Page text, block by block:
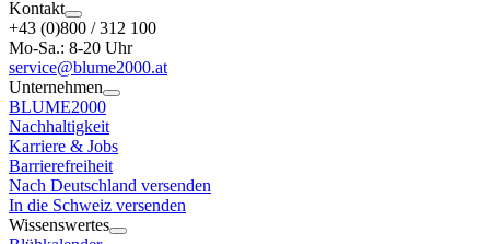
Kontakt
+43 (0)800 / 312 100
Mo-Sa.: 8-20 Uhr
service@blume2000.at
Unternehmen
BLUME2000
Nachhaltigkeit
Karriere & Jobs
Barrierefreiheit
Nach Deutschland versenden
In die Schweiz versenden
Wissenswertes